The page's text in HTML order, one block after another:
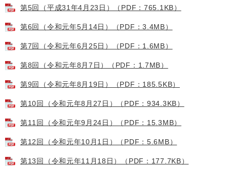
第5回（平成31年4月23日）（PDF：765.1KB）
第6回（令和元年5月14日）（PDF：3.4MB）
第7回（令和元年6月25日）（PDF：1.6MB）
第8回（令和元年8月7日）（PDF：1.7MB）
第9回（令和元年8月19日）（PDF：185.5KB）
第10回（令和元年8月27日）（PDF：934.3KB）
第11回（令和元年9月24日）（PDF：15.3MB）
第12回（令和元年10月1日）（PDF：5.6MB）
第13回（令和元年11月18日）（PDF：177.7KB）